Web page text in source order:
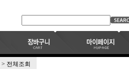
> 전체조회